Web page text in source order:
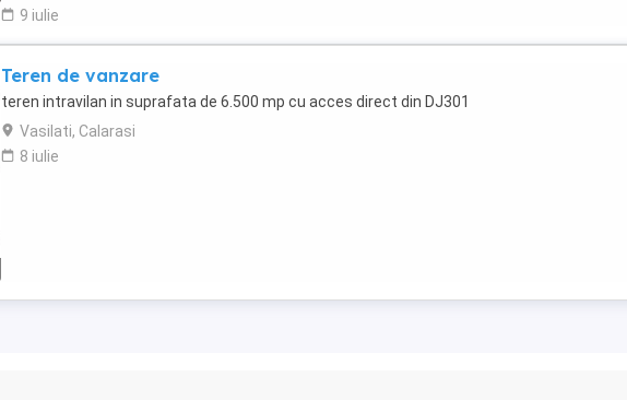
9 iulie
Teren de vanzare
teren intravilan in suprafata de 6.500 mp cu acces direct din DJ301
Vasilati, Calarasi
8 iulie